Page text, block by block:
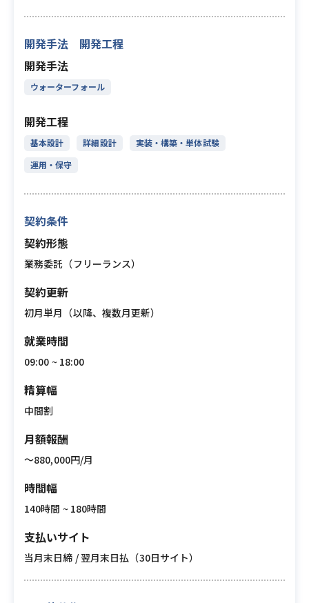
開発手法 開発工程
開発手法
ウォーターフォール
開発工程
基本設計 詳細設計
実装・構築・単体試験
運用・保守
契約条件
契約形態
業務委託（フリーランス）
契約更新
初月単月（以降、複数月更新）
就業時間
09:00 ~ 18:00
精算幅
中間割
月額報酬
〜880,000円/月
時間幅
140時間 ~ 180時間
支払いサイト
当月末日締 / 翌月末日払（30日サイト）